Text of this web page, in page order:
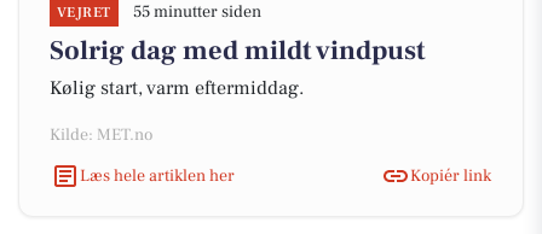
VEJRET 55 minutter siden
Solrig dag med mildt vindpust
Kølig start, varm eftermiddag.
Kilde: MET.no
Læs hele artiklen her
Kopiér link